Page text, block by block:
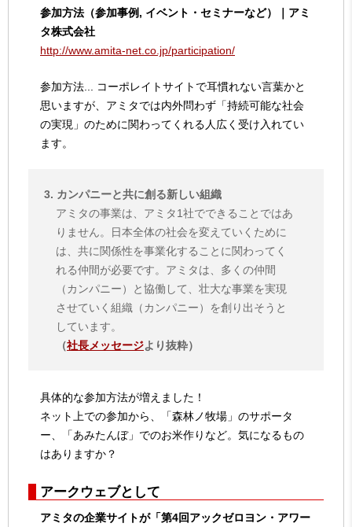
参加方法（参加事例, イベント・セミナーなど）｜アミ
タ株式会社
http://www.amita-net.co.jp/participation/
参加方法... コーポレイトサイトで耳慣れない言葉かと
思いますが、アミタでは内外問わず「持続可能な社会
の実現」のために関わってくれる人広く受け入れてい
ます。
3. カンパニーと共に創る新しい組織
アミタの事業は、アミタ1社でできることではあ
りません。日本全体の社会を変えていくために
は、共に関係性を事業化することに関わってく
れる仲間が必要です。アミタは、多くの仲間
（カンパニー）と協働して、壮大な事業を実現
させていく組織（カンパニー）を創り出そうと
しています。
（社長メッセージより抜粋）
具体的な参加方法が増えました！
ネット上での参加から、「森林ノ牧場」のサポータ
ー、「あみたんぼ」でのお米作りなど。気になるもの
はありますか？
アークウェブとして
アミタの企業サイトが「第4回アックゼロヨン・アワー